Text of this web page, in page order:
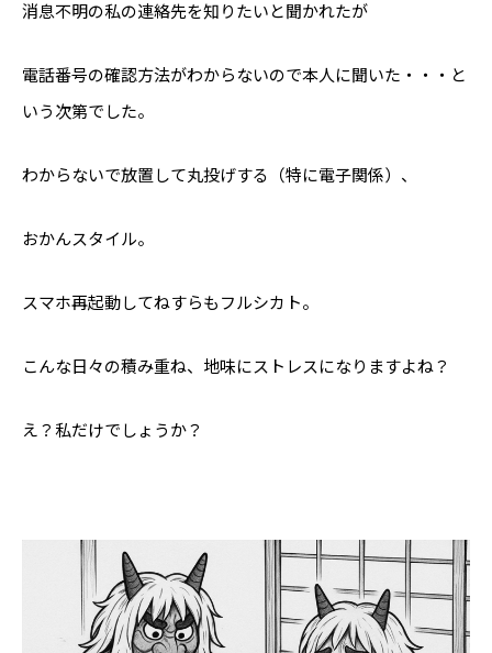
消息不明の私の連絡先を知りたいと聞かれたが
電話番号の確認方法がわからないので本人に聞いた・・・と
いう次第でした。
わからないで放置して丸投げする（特に電子関係）、
おかんスタイル。
スマホ再起動してねすらもフルシカト。
こんな日々の積み重ね、地味にストレスになりますよね？
え？私だけでしょうか？